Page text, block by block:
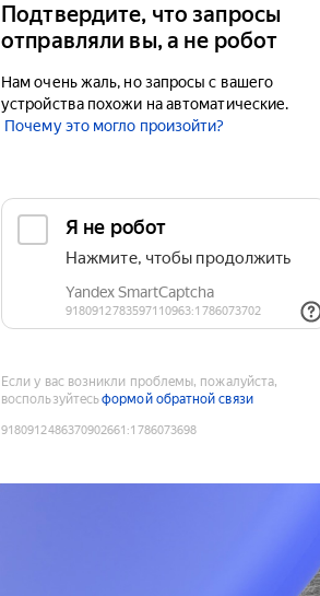
Подтвердите, что запросы
отправляли вы, а не робот
Нам очень жаль, но запросы с вашего
устройства похожи на автоматические.
Почему это могло произойти?
Если у вас возникли проблемы, пожалуйста,
воспользуйтесьформой обратной связи
9180912486370902661 :1786073698